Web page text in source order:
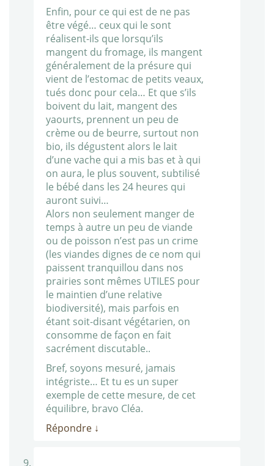
Enfin, pour ce qui est de ne pas
être végé… ceux qui le sont
réalisent-ils que lorsqu’ils
mangent du fromage, ils mangent
généralement de la présure qui
vient de l’estomac de petits veaux,
tués donc pour cela… Et que s’ils
boivent du lait, mangent des
yaourts, prennent un peu de
crème ou de beurre, surtout non
bio, ils dégustent alors le lait
d’une vache qui a mis bas et à qui
on aura, le plus souvent, subtilisé
le bébé dans les 24 heures qui
auront suivi…
Alors non seulement manger de
temps à autre un peu de viande
ou de poisson n’est pas un crime
(les viandes dignes de ce nom qui
paissent tranquillou dans nos
prairies sont mêmes UTILES pour
le maintien d’une relative
biodiversité), mais parfois en
étant soit-disant végétarien, on
consomme de façon en fait
sacrément discutable..
Bref, soyons mesuré, jamais
intégriste… Et tu es un super
exemple de cette mesure, de cet
équilibre, bravo Cléa.
Répondre ↓